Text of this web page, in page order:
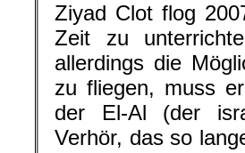
Ziyad Clot flog
Zeit zu
allerdings die
zu fliegen, muss
der El-Al (der
Verhör, das so